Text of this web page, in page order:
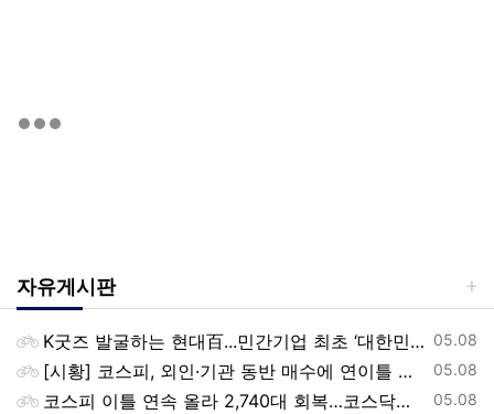
자유게시판
등록일
05.08
K굿즈 발굴하는 현대百...민간기업 최초 ‘대한민국 관광공모전’ 후원
등록일
05.08
[시황] 코스피, 외인·기관 동반 매수에 연이틀 상승…2745.05 마감
등록일
05.08
코스피 이틀 연속 올라 2,740대 회복…코스닥은 강보합(종합)